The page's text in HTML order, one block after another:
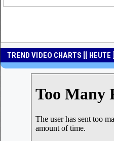
TREND VIDEO CHARTS [[ HEUTE ]]